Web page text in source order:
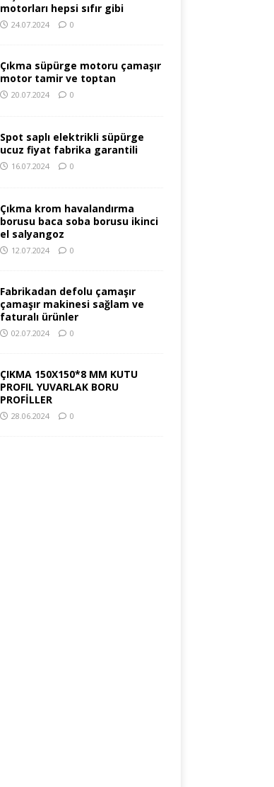
motorları hepsi sıfır gibi
24.07.2024 0
Çıkma süpürge motoru çamaşır
motor tamir ve toptan
20.07.2024 0
Spot saplı elektrikli süpürge
ucuz fiyat fabrika garantili
16.07.2024 0
Çıkma krom havalandırma
borusu baca soba borusu ikinci
el salyangoz
12.07.2024 0
Fabrikadan defolu çamaşır
çamaşır makinesi sağlam ve
faturalı ürünler
02.07.2024 0
ÇIKMA 150X150*8 MM KUTU
PROFIL YUVARLAK BORU
PROFİLLER
28.06.2024 0